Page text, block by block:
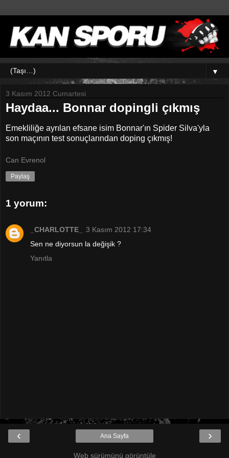
▼
3 Kasım 2012 Cumartesi
Haydaa... Bonnar dopingli çıkmış
Emekliliğe ayrılan efsane isim Bonnar'ın Spider Silva'yla
son maçının test sonuçlarından doping çıkmış!
Can Evrenol
Paylaş
1 yorum:
_CHARLOTTE_
3 Kasım 2012 17:34
Sen ne diyorsun la değişik ?
Yanıtla
‹ ›
Ana Sayfa
Web sürümünü görüntüle